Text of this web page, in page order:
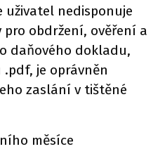
uživatel nedisponuje
obdržení, ověření a
daňového dokladu,
je oprávněn
zaslání v tištěné
měsíce